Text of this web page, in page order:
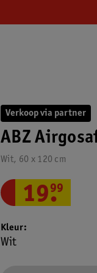
Verkoop via partner
ABZ
Wit, 60 x 120 cm
19.
99
Kleur
Wit